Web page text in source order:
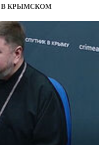
В КРЫМСКОМ